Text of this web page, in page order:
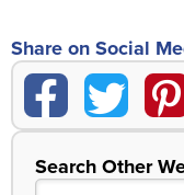
Share on Social
Search Other